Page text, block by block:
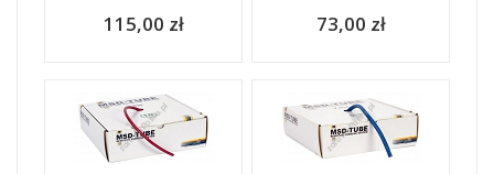
115,00 zł 73,00 zł